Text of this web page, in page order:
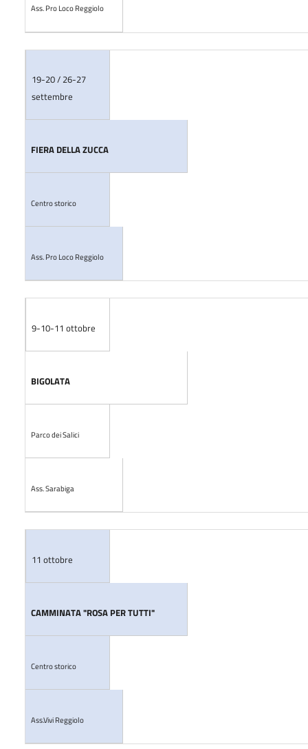
Ass. Pro Loco Reggiolo
19-20 / 26-27
settembre
FIERA DELLA ZUCCA
Centro storico
Ass. Pro Loco Reggiolo
9-10-11 ottobre
BIGOLATA
Parco dei Salici
Ass. Sarabiga
11 ottobre
CAMMINATA "ROSA PER TUTTI"
Centro storico
Ass.Vivi Reggiolo